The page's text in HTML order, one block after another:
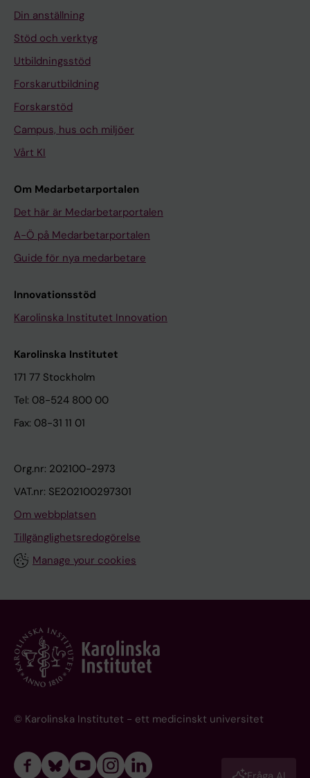
Din anställning
Stöd och verktyg
Utbildningsstöd
Forskarutbildning
Forskarstöd
Campus, hus och miljöer
Vårt KI
Om Medarbetarportalen
Det här är Medarbetarportalen
A-Ö på Medarbetarportalen
Guide för nya medarbetare
Innovationsstöd
Karolinska Institutet Innovation
Karolinska Institutet
171 77 Stockholm
Tel: 08-524 800 00
Fax: 08-31 11 01
Org.nr: 202100-2973
VAT.nr: SE202100297301
Om webbplatsen
Tillgänglighetsredogörelse
Manage your cookies
© Karolinska Institutet - ett medicinskt universitet